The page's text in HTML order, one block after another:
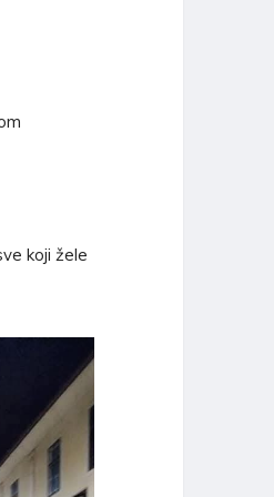
koji žele